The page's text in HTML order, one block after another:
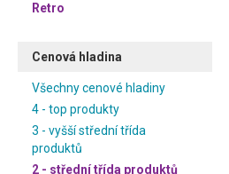
Retro
Cenová hladina
Všechny cenové hladiny
4 - top produkty
3 - vyšší střední třída
produktů
2 - střední třída produktů